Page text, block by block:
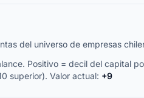
del universo de empresas
Positivo = decil del capital
superior). Valor actual: +9